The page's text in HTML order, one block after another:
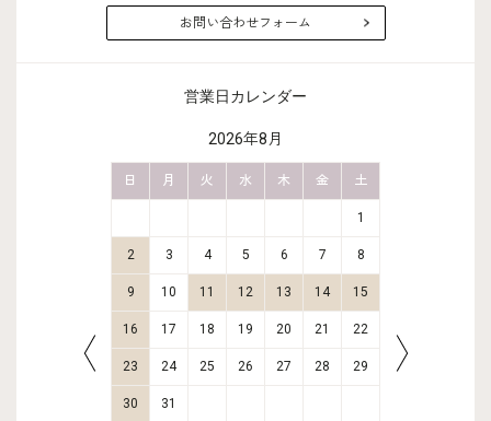
お問い合わせフォーム
営業日カレンダー
2026年8月
日 月 火 水 木 金 土
1
2 3 4 5 6 7 8
9 10 11 12 13 14 15
16 17 18 19 20 21 22
23 24 25 26 27 28 29
30 31